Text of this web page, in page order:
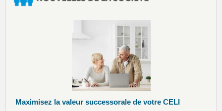
Maximisez la valeur successorale de votre CELI